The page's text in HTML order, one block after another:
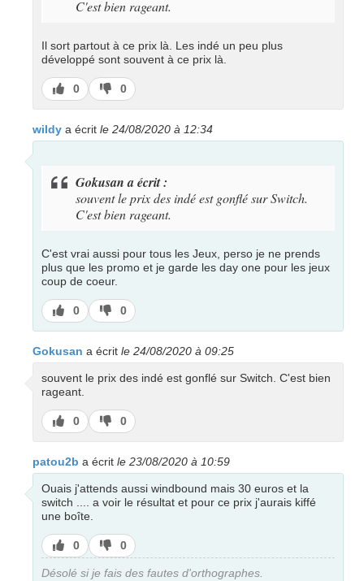
C'est bien rageant.
Il sort partout à ce prix là. Les indé un peu plus
développé sont souvent à ce prix là.
J’aime
0
J’aime
pas
0
wildy a écrit le 24/08/2020 à 12:34
Gokusan a écrit :
souvent le prix des indé est gonflé sur Switch.
C'est bien rageant.
C'est vrai aussi pour tous les Jeux, perso je ne prends
plus que les promo et je garde les day one pour les jeux
coup de coeur.
J’aime
0
J’aime
pas
0
Gokusan a écrit le 24/08/2020 à 09:25
souvent le prix des indé est gonflé sur Switch. C'est bien
rageant.
J’aime
0
J’aime
pas
0
patou2b a écrit le 23/08/2020 à 10:59
Ouais j'attends aussi windbound mais 30 euros et la
switch .... a voir le résultat et pour ce prix j'aurais kiffé
une boîte.
J’aime
0
J’aime
pas
0
Désolé si je fais des fautes d'orthographes.